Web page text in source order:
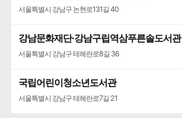
서울특별시 강남구 논현로131길 40
강남문화재단·강남구립역삼푸른솔도서관
서울특별시 강남구 테헤란로8길 36
국립어린이청소년도서관
서울특별시 강남구 테헤란로7길 21